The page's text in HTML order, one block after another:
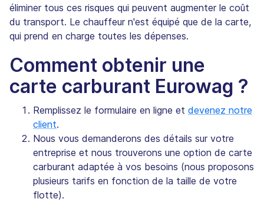
éliminer tous ces risques qui peuvent augmenter le coût
du transport. Le chauffeur n'est équipé que de la carte,
qui prend en charge toutes les dépenses.
Comment obtenir une
carte carburant Eurowag ?
Remplissez le formulaire en ligne et devenez notre
client.
Nous vous demanderons des détails sur votre
entreprise et nous trouverons une option de carte
carburant adaptée à vos besoins (nous proposons
plusieurs tarifs en fonction de la taille de votre
flotte).